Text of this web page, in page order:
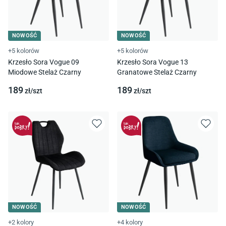
NOWOŚĆ
+5 kolorów
Krzesło Sora Vogue 09
Miodowe Stelaż Czarny
189zł/szt
NOWOŚĆ
+5 kolorów
Krzesło Sora Vogue 13
Granatowe Stelaż Czarny
189zł/szt
NOWOŚĆ
+2 kolory
NOWOŚĆ
+4 kolory